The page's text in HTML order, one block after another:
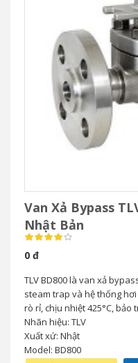
Van Xả Bypass
Nhật Bản
0 đ
TLV BD800 là van xả
steam trap và hệ thống
rò rỉ, chịu nhiệt 425°C, bảo
Nhãn hiệu: TLV
Xuất xứ: Nhật
Model: BD800